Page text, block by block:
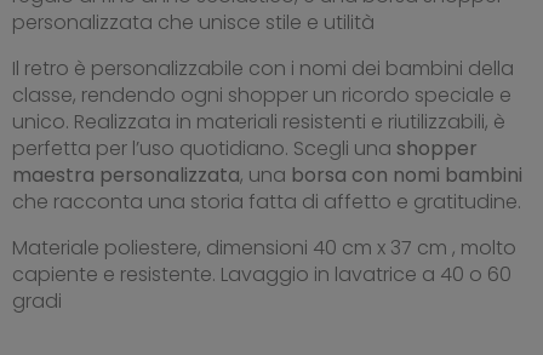
personalizzata che unisce stile e utilità
Il retro è personalizzabile con i nomi dei bambini della
classe, rendendo ogni shopper un ricordo speciale e
unico. Realizzata in materiali resistenti e riutilizzabili, è
perfetta per l’uso quotidiano. Scegli una shopper
maestra personalizzata, una borsa con nomi bambini
che racconta una storia fatta di affetto e gratitudine.
Materiale poliestere, dimensioni 40 cm x 37 cm , molto
capiente e resistente. Lavaggio in lavatrice a 40 o 60
gradi